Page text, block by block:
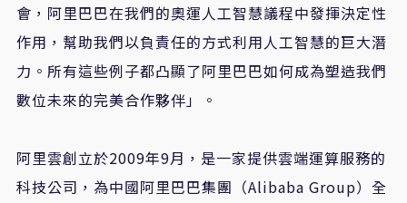
會，阿里巴巴在我們的奧運人工智慧議程中發揮決定性
作用，幫助我們以負責任的方式利用人工智慧的巨大潛
力。所有這些例子都凸顯了阿里巴巴如何成為塑造我們
數位未來的完美合作夥伴」。
阿里雲創立於2009年9月，是一家提供雲端運算服務的
科技公司，為中國阿里巴巴集團（Alibaba Group）全